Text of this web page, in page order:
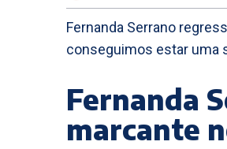
Fernanda Serrano
conseguimos estar uma
Fernanda
marcante